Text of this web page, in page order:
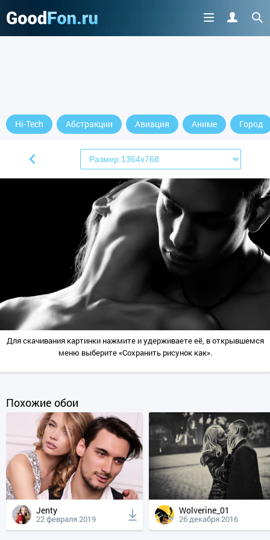
Hi-Tech Абстракции Авиация Аниме Город
Для скачивания картинки нажмите и удерживаете её, в открывшемся
меню выберите «Сохранить рисунок как».
Похожие обои
Jenty
22 февраля 2019
Wolverine_01
26 декабря 2016